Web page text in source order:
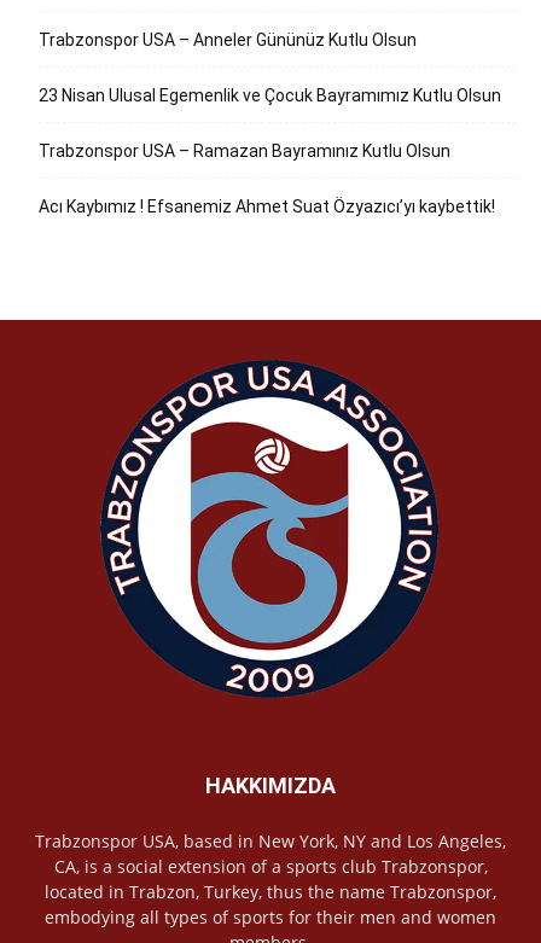
Trabzonspor USA – Anneler Gününüz Kutlu Olsun
23 Nisan Ulusal Egemenlik ve Çocuk Bayramımız Kutlu Olsun
Trabzonspor USA – Ramazan Bayramınız Kutlu Olsun
Acı Kaybımız ! Efsanemiz Ahmet Suat Özyazıcı’yı kaybettik!
HAKKIMIZDA
Trabzonspor USA, based in New York, NY and Los Angeles,
CA, is a social extension of a sports club Trabzonspor,
located in Trabzon, Turkey, thus the name Trabzonspor,
embodying all types of sports for their men and women